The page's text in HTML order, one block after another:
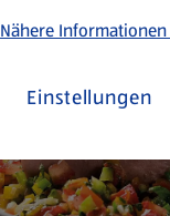
Nähere
Einstellungen